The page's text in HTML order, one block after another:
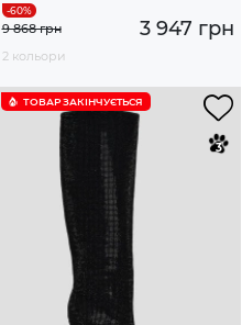
3 947 грн
9 868 грн
2 кольори
ТОВАР ЗАКІНЧУЄTЬСЯ